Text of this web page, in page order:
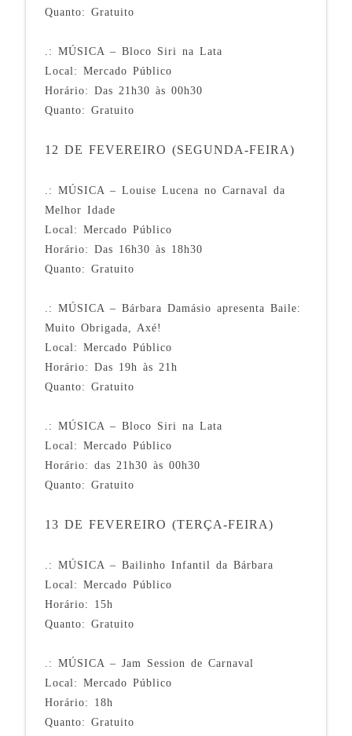
Quanto: Gratuito
.: MÚSICA – Bloco Siri na Lata
Local: Mercado Público
Horário: Das 21h30 às 00h30
Quanto: Gratuito
12 DE FEVEREIRO (SEGUNDA-FEIRA)
.: MÚSICA – Louise Lucena no Carnaval da
Melhor Idade
Local: Mercado Público
Horário: Das 16h30 às 18h30
Quanto: Gratuito
.: MÚSICA – Bárbara Damásio apresenta Baile:
Muito Obrigada, Axé!
Local: Mercado Público
Horário: Das 19h às 21h
Quanto: Gratuito
.: MÚSICA – Bloco Siri na Lata
Local: Mercado Público
Horário: das 21h30 às 00h30
Quanto: Gratuito
13 DE FEVEREIRO (TERÇA-FEIRA)
.: MÚSICA – Bailinho Infantil da Bárbara
Local: Mercado Público
Horário: 15h
Quanto: Gratuito
.: MÚSICA – Jam Session de Carnaval
Local: Mercado Público
Horário: 18h
Quanto: Gratuito